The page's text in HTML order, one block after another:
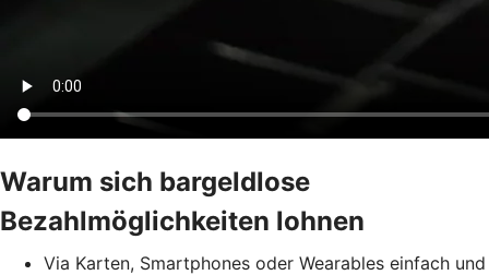
Warum sich bargeldlose
Bezahlmöglichkeiten lohnen
Via Karten, Smartphones oder Wearables einfach und